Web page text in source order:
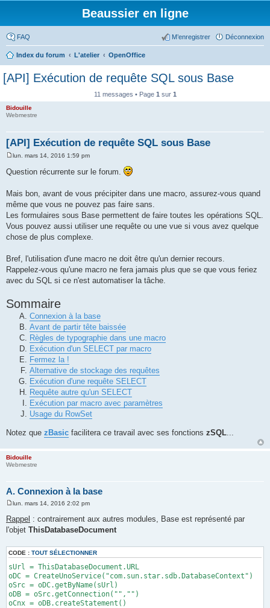
Beaussier en ligne
FAQ Déconnexion
M’enregistrer
Index du forum L'atelier OpenOffice
[API] Exécution de requête SQL sous Base
11 messages • Page 1 sur 1
Bidouille
Webmestre
[API] Exécution de requête SQL sous Base
s
g
e
lun. mars 14, 2016 1:59 pm
Question récurrente sur le forum.
Mais bon, avant de vous précipiter dans une macro, assurez-vous quand
même que vous ne pouvez pas faire sans.
Les formulaires sous Base permettent de faire toutes les opérations SQL.
Vous pouvez aussi utiliser une requête ou une vue si vous avez quelque
chose de plus complexe.
Bref, l'utilisation d'une macro ne doit être qu'un dernier recours.
Rappelez-vous qu'une macro ne fera jamais plus que se que vous feriez
avec du SQL si ce n'est automatiser la tâche.
Sommaire
Connexion à la base
Avant de partir tête baissée
Règles de typographie dans une macro
Exécution d'un SELECT par macro
Fermez la !
Alternative de stockage des requêtes
Exécution d'une requête SELECT
Requête autre qu'un SELECT
Exécution par macro avec paramètres
Usage du RowSet
Notez que zBasic facilitera ce travail avec ses fonctions zSQL...
Bidouille
Webmestre
A. Connexion à la base
s
s
e
lun. mars 14, 2016 2:02 pm
Rappel : contrairement aux autres modules, Base est représenté par
l'objet ThisDatabaseDocument
CODE : TOUT SÉLECTIONNER
sUrl = ThisDatabaseDocument.URL
oDC = CreateUnoService("com.sun.star.sdb.DatabaseContext")
oSrc = oDC.getByName(sUrl)
oDB = oSrc.getConnection("","")
oCnx = oDB.createStatement()